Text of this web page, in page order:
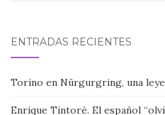
ENTRADAS RECIENTES
Torino en Nürgurgring, una
Enrique Tintoré. El español